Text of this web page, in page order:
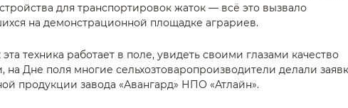
для транспортировок жаток — всё это вызвало
на демонстрационной площадке аграриев.
техника работает в поле, увидеть своими глазами качество
на Дне поля многие сельхозтоваропроизводители делали
продукции завода «Авангард» НПО «Атлайн».